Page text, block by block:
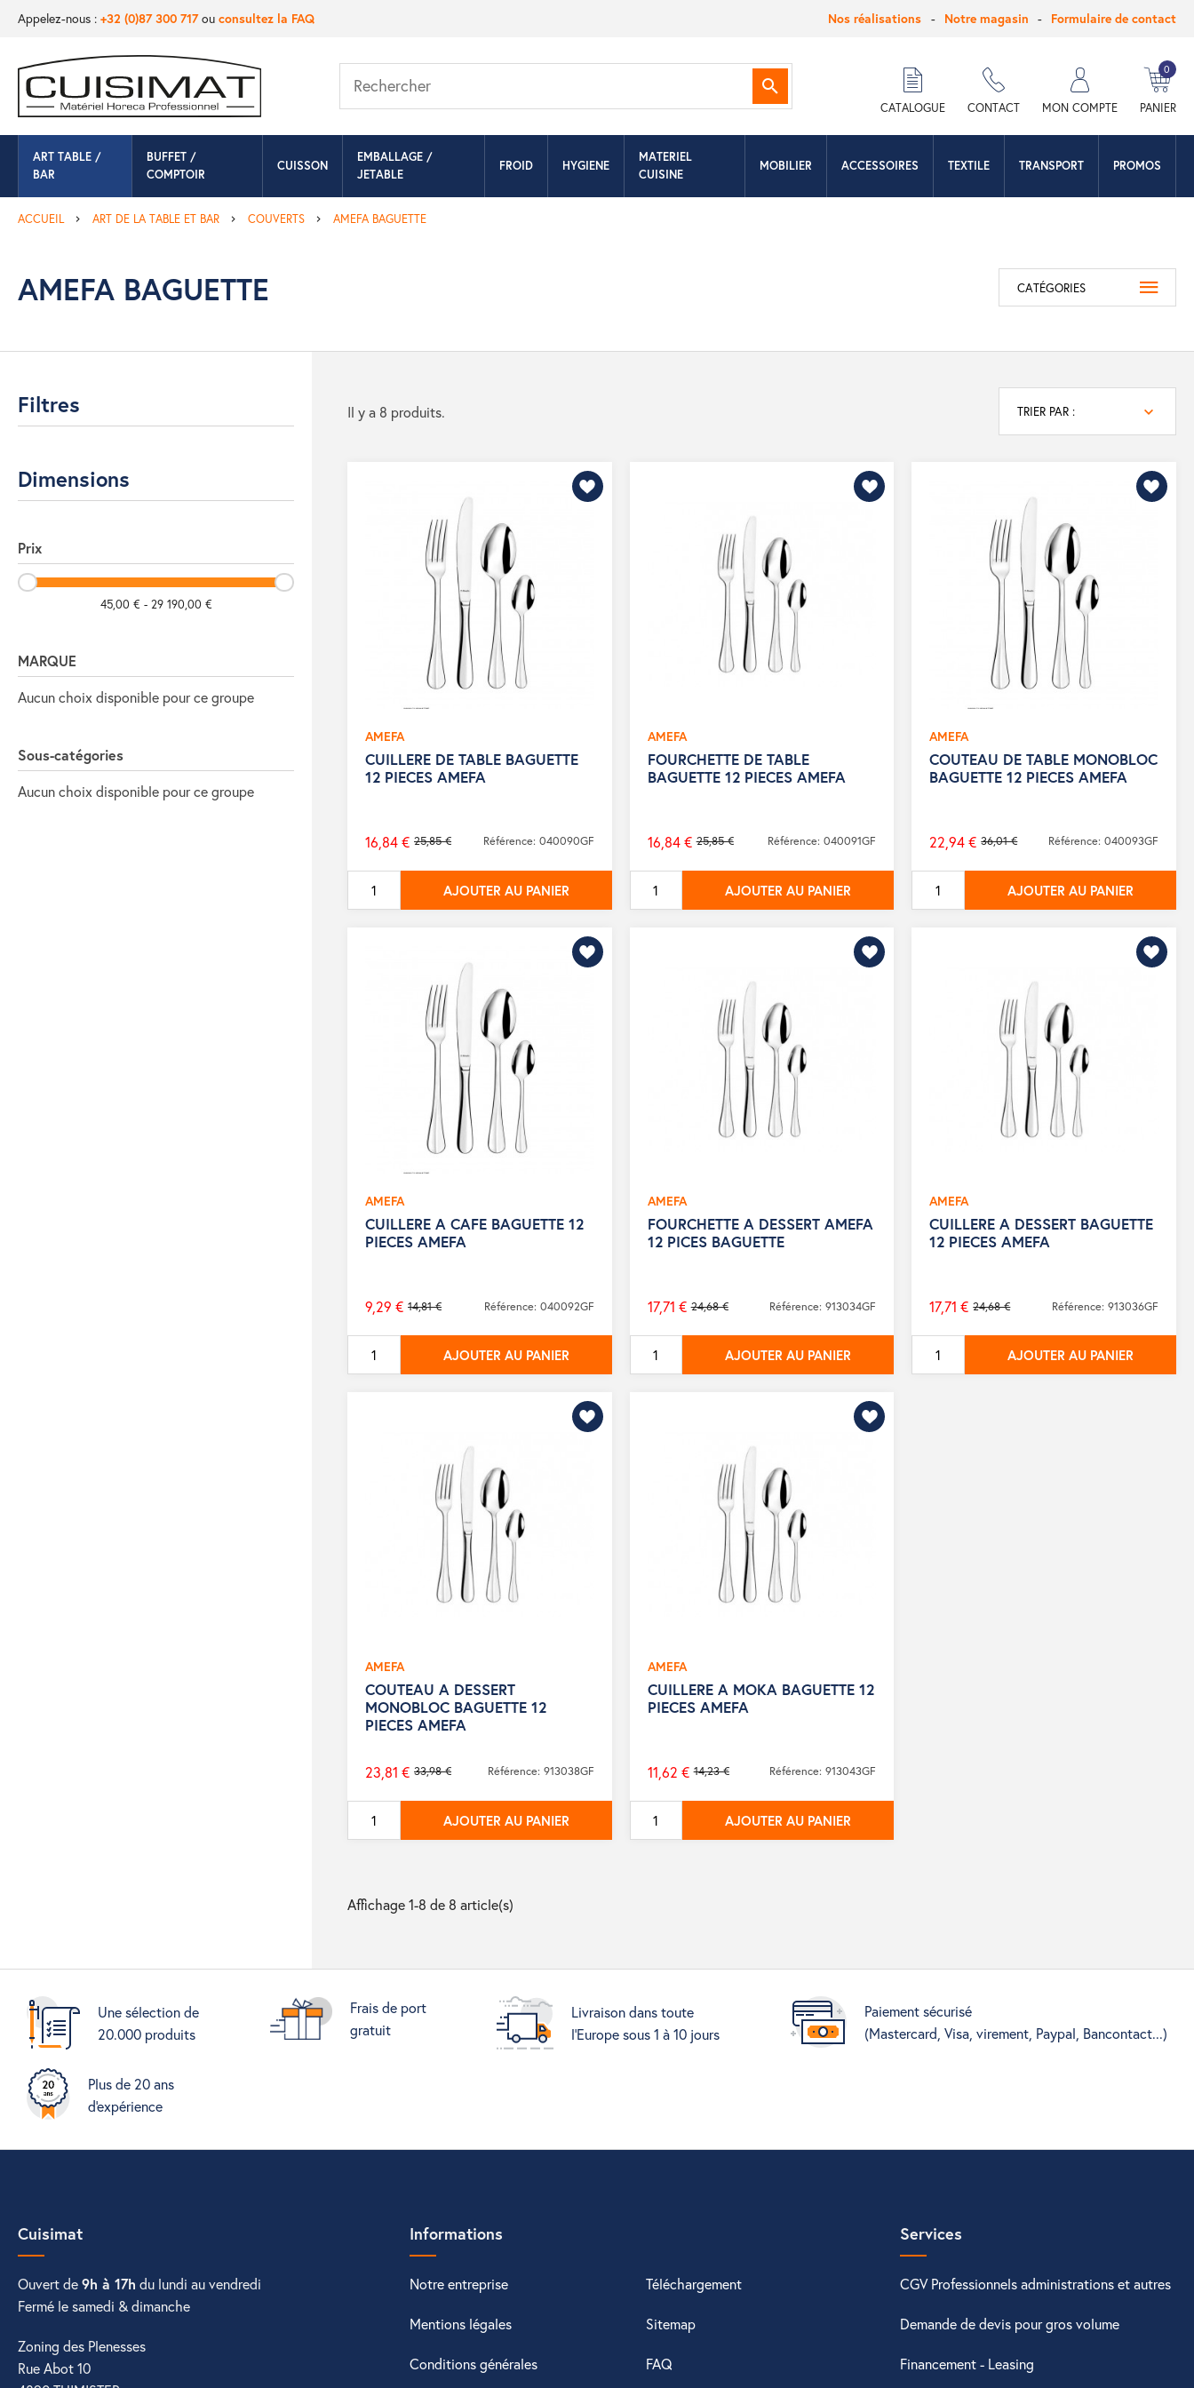
Appelez-nous : +32 (0)87 300 717ou consultez la FAQ Nos réalisations Notre magasin Formulaire de contact
Rechercher
CATALOGUE CONTACT MON COMPTE PANIER
0
ART TABLE /
BAR
BUFFET /
COMPTOIR
CUISSON
EMBALLAGE /
JETABLE
FROID HYGIENE
MATERIEL
CUISINE
MOBILIER ACCESSOIRES TEXTILE TRANSPORT PROMOS
ACCUEIL ART DE LA TABLE ET BAR COUVERTS AMEFA BAGUETTE
AMEFA BAGUETTE CATÉGORIES
Filtres
Dimensions
Prix
45,00 € - 29 190,00 €
MARQUE
Aucun choix disponible pour ce groupe
Sous-catégories
Aucun choix disponible pour ce groupe
Il y a 8 produits. TRIER PAR :
AMEFA
CUILLERE DE TABLE BAGUETTE
12 PIECES AMEFA
Prix
de
base
25,85 €
16,84 € Référence: 040090GF
AJOUTER AU PANIER
AMEFA
FOURCHETTE DE TABLE
BAGUETTE 12 PIECES AMEFA
Prix
de
base
25,85 €
16,84 € Référence: 040091GF
AJOUTER AU PANIER
AMEFA
COUTEAU DE TABLE MONOBLOC
BAGUETTE 12 PIECES AMEFA
Prix
de
base
36,01 €
22,94 € Référence: 040093GF
AJOUTER AU PANIER
AMEFA
CUILLERE A CAFE BAGUETTE 12
PIECES AMEFA
Prix
de
base
14,81 €
9,29 € Référence: 040092GF
AJOUTER AU PANIER
AMEFA
FOURCHETTE A DESSERT AMEFA
12 PICES BAGUETTE
Prix
de
base
24,68 €
17,71 € Référence: 913034GF
AJOUTER AU PANIER
AMEFA
CUILLERE A DESSERT BAGUETTE
12 PIECES AMEFA
Prix
de
base
24,68 €
17,71 € Référence: 913036GF
AJOUTER AU PANIER
AMEFA
COUTEAU A DESSERT
MONOBLOC BAGUETTE 12
PIECES AMEFA
Prix
de
base
33,98 €
23,81 € Référence: 913038GF
AJOUTER AU PANIER
AMEFA
CUILLERE A MOKA BAGUETTE 12
PIECES AMEFA
Prix
de
base
14,23 €
11,62 € Référence: 913043GF
AJOUTER AU PANIER
Affichage 1-8 de 8 article(s)
Une sélection de
20.000 produits
Frais de port
gratuit
Livraison dans toute
l'Europe sous 1 à 10 jours
Paiement sécurisé
(Mastercard, Visa, virement, Paypal, Bancontact...)
Plus de 20 ans
d'expérience
Cuisimat
Ouvert de9h à 17h du lundi au vendredi
Fermé le samedi & dimanche
Zoning des Plenesses
Rue Abot 10
Informations
Notre entreprise Téléchargement
Mentions légales Sitemap
Conditions générales FAQ
Services
CGV Professionnels administrations et autres
Demande de devis pour gros volume
Financement - Leasing